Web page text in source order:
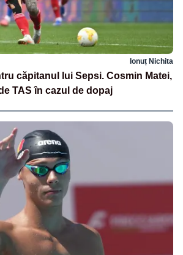
Ionuț Nichita
căpitanul lui Sepsi. Cosmin Matei,
TAS în cazul de dopaj